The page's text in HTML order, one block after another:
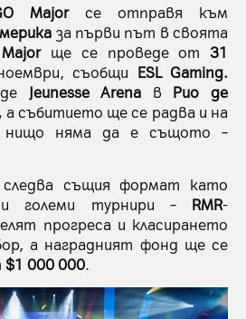
Majorсе отправя към
за първи път в своята
ще се проведе от 31
съобщи ESL Gaming.
Jeunesse Arena в Рио де
а събитието ще се радва и на
нищо няма да е същото –
същия формат като
големи турнири – RMR-
прогреса и класирането
а наградният фонд ще се
$1 000 000.